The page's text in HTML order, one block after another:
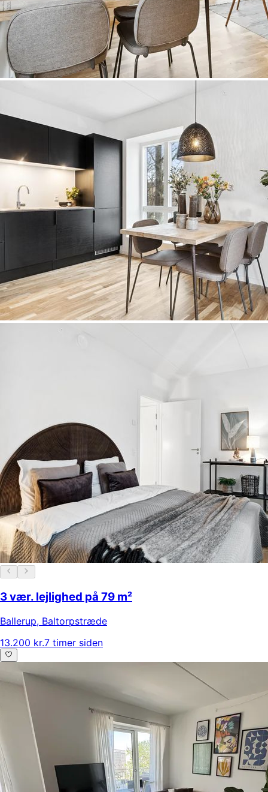
3 vær. lejlighed på 79 m²
Ballerup, Baltorpstræde
13.200 kr.7 timer siden